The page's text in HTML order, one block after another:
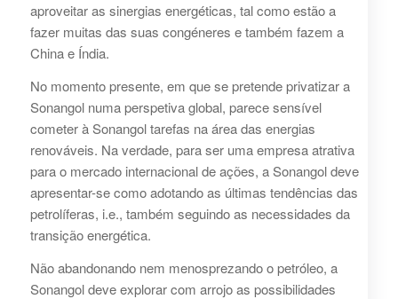
aproveitar as sinergias energéticas, tal como estão a
fazer muitas das suas congéneres e também fazem a
China e Índia.
No momento presente, em que se pretende privatizar a
Sonangol numa perspetiva global, parece sensível
cometer à Sonangol tarefas na área das energias
renováveis. Na verdade, para ser uma empresa atrativa
para o mercado internacional de ações, a Sonangol deve
apresentar-se como adotando as últimas tendências das
petrolíferas, i.e., também seguindo as necessidades da
transição energética.
Não abandonando nem menosprezando o petróleo, a
Sonangol deve explorar com arrojo as possibilidades